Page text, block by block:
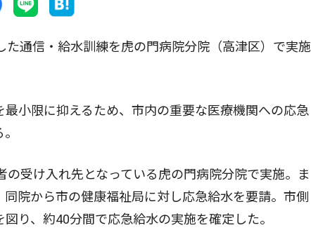
通信・給水訓練を虎の門病院分院（高津区）で実施
小限に抑えるため、市内の重要な医療機関への応急
受け入れ先となっている虎の門病院分院で実施。ま
院から市の健康福祉局に対し応急給水を要請。市側
り、約40分間で応急給水の実施を確定した。